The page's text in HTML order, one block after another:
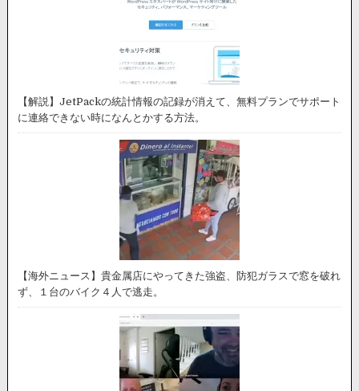
【解説】JetPackの統計情報の記録が消えて、無料プランでサポート
に連絡できない時になんとかする方法。
【海外ニュース】貴金属店にやってきた強盗、防犯ガラスで窓を破れ
ず、１台のバイク４人で逃走。